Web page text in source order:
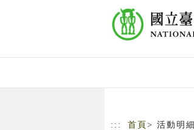
::: 首頁 > 活動明細